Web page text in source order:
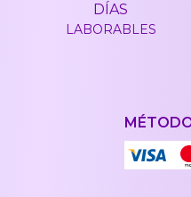
DÍAS
LABORABLES